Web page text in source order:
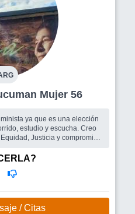
San Miguel de Tucuman Mujer 56
ya que es una elección
estudio y escucha. Creo
Justicia y compromiso.
/ Citas